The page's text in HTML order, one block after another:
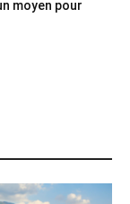
moyen pour